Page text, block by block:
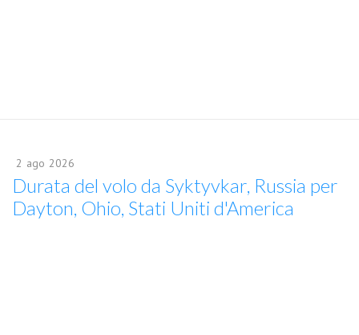
2 ago 2026
Durata del volo da Syktyvkar, Russia per
Dayton, Ohio, Stati Uniti d'America